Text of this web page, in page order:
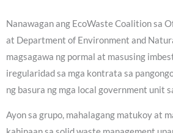
Nanawagan ang EcoWaste Coalition sa
at Department of Environment and
magsagawa ng pormal at masusing
iregularidad sa mga kontrata sa
ng basura ng mga local government unit
Ayon sa grupo, mahalagang matukoy at